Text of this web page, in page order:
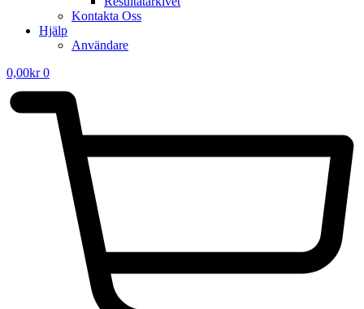
Kontakta Oss
Hjälp
Användare
0,00kr 0